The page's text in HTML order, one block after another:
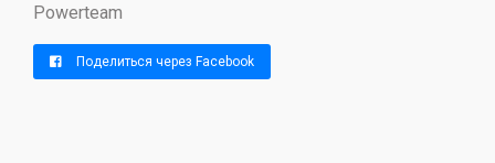
Powerteam
Поделиться через Facebook